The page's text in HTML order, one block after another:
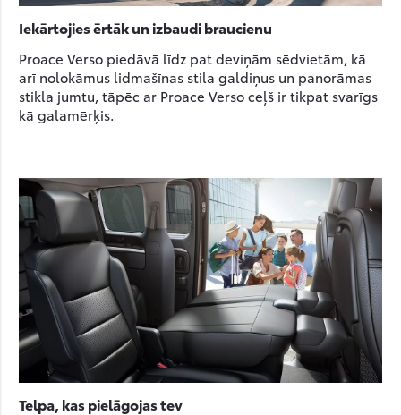
Iekārtojies ērtāk un izbaudi braucienu
Proace Verso piedāvā līdz pat deviņām sēdvietām, kā
arī nolokāmus lidmašīnas stila galdiņus un panorāmas
stikla jumtu, tāpēc ar Proace Verso ceļš ir tikpat svarīgs
kā galamērķis.
Telpa, kas pielāgojas tev